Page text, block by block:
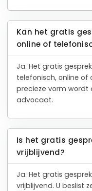
Kan het gratis
online of
Ja. Het gratis
telefonisch, online of
precieze vorm wordt
advocaat.
Is het gratis
vrijblijvend?
Ja. Het gratis
vrijblijvend. U beslist